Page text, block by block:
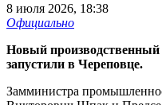
8 июля 2026, 18:38
Официально
Новый
запустили в Череповце.
Замминистра